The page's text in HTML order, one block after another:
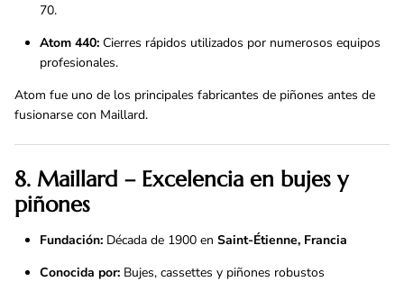
70.
Atom 440: Cierres rápidos utilizados por numerosos equipos
profesionales.
Atom fue uno de los principales fabricantes de piñones antes de
fusionarse con Maillard.
8. Maillard – Excelencia en bujes y
piñones
Fundación: Década de 1900 en Saint-Étienne, Francia
Conocida por: Bujes, cassettes y piñones robustos